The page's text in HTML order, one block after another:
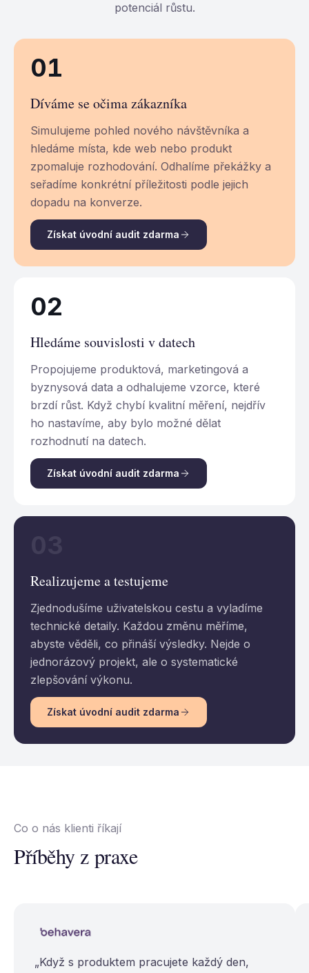
potenciál růstu.
01
Díváme se očima zákazníka
Simulujeme pohled nového návštěvníka a
hledáme místa, kde web nebo produkt
zpomaluje rozhodování. Odhalíme překážky a
seřadíme konkrétní příležitosti podle jejich
dopadu na konverze.
Získat úvodní audit zdarma
02
Hledáme souvislosti v datech
Propojujeme produktová, marketingová a
byznysová data a odhalujeme vzorce, které
brzdí růst. Když chybí kvalitní měření, nejdřív
ho nastavíme, aby bylo možné dělat
rozhodnutí na datech.
Získat úvodní audit zdarma
Realizujeme a testujeme
Zjednodušíme uživatelskou cestu a vyladíme
technické detaily. Každou změnu měříme,
abyste věděli, co přináší výsledky. Nejde o
jednorázový projekt, ale o systematické
zlepšování výkonu.
Získat úvodní audit zdarma
Co o nás klienti říkají
Příběhy z praxe
„Když s produktem pracujete každý den,